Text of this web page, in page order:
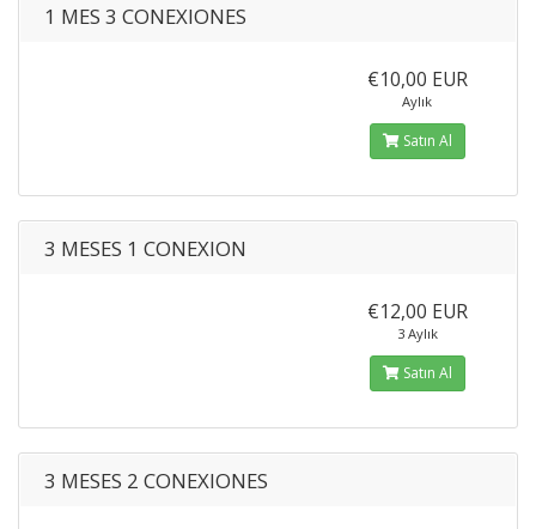
1 MES 3 CONEXIONES
€10,00 EUR
Aylık
Satın Al
3 MESES 1 CONEXION
€12,00 EUR
3 Aylık
Satın Al
3 MESES 2 CONEXIONES